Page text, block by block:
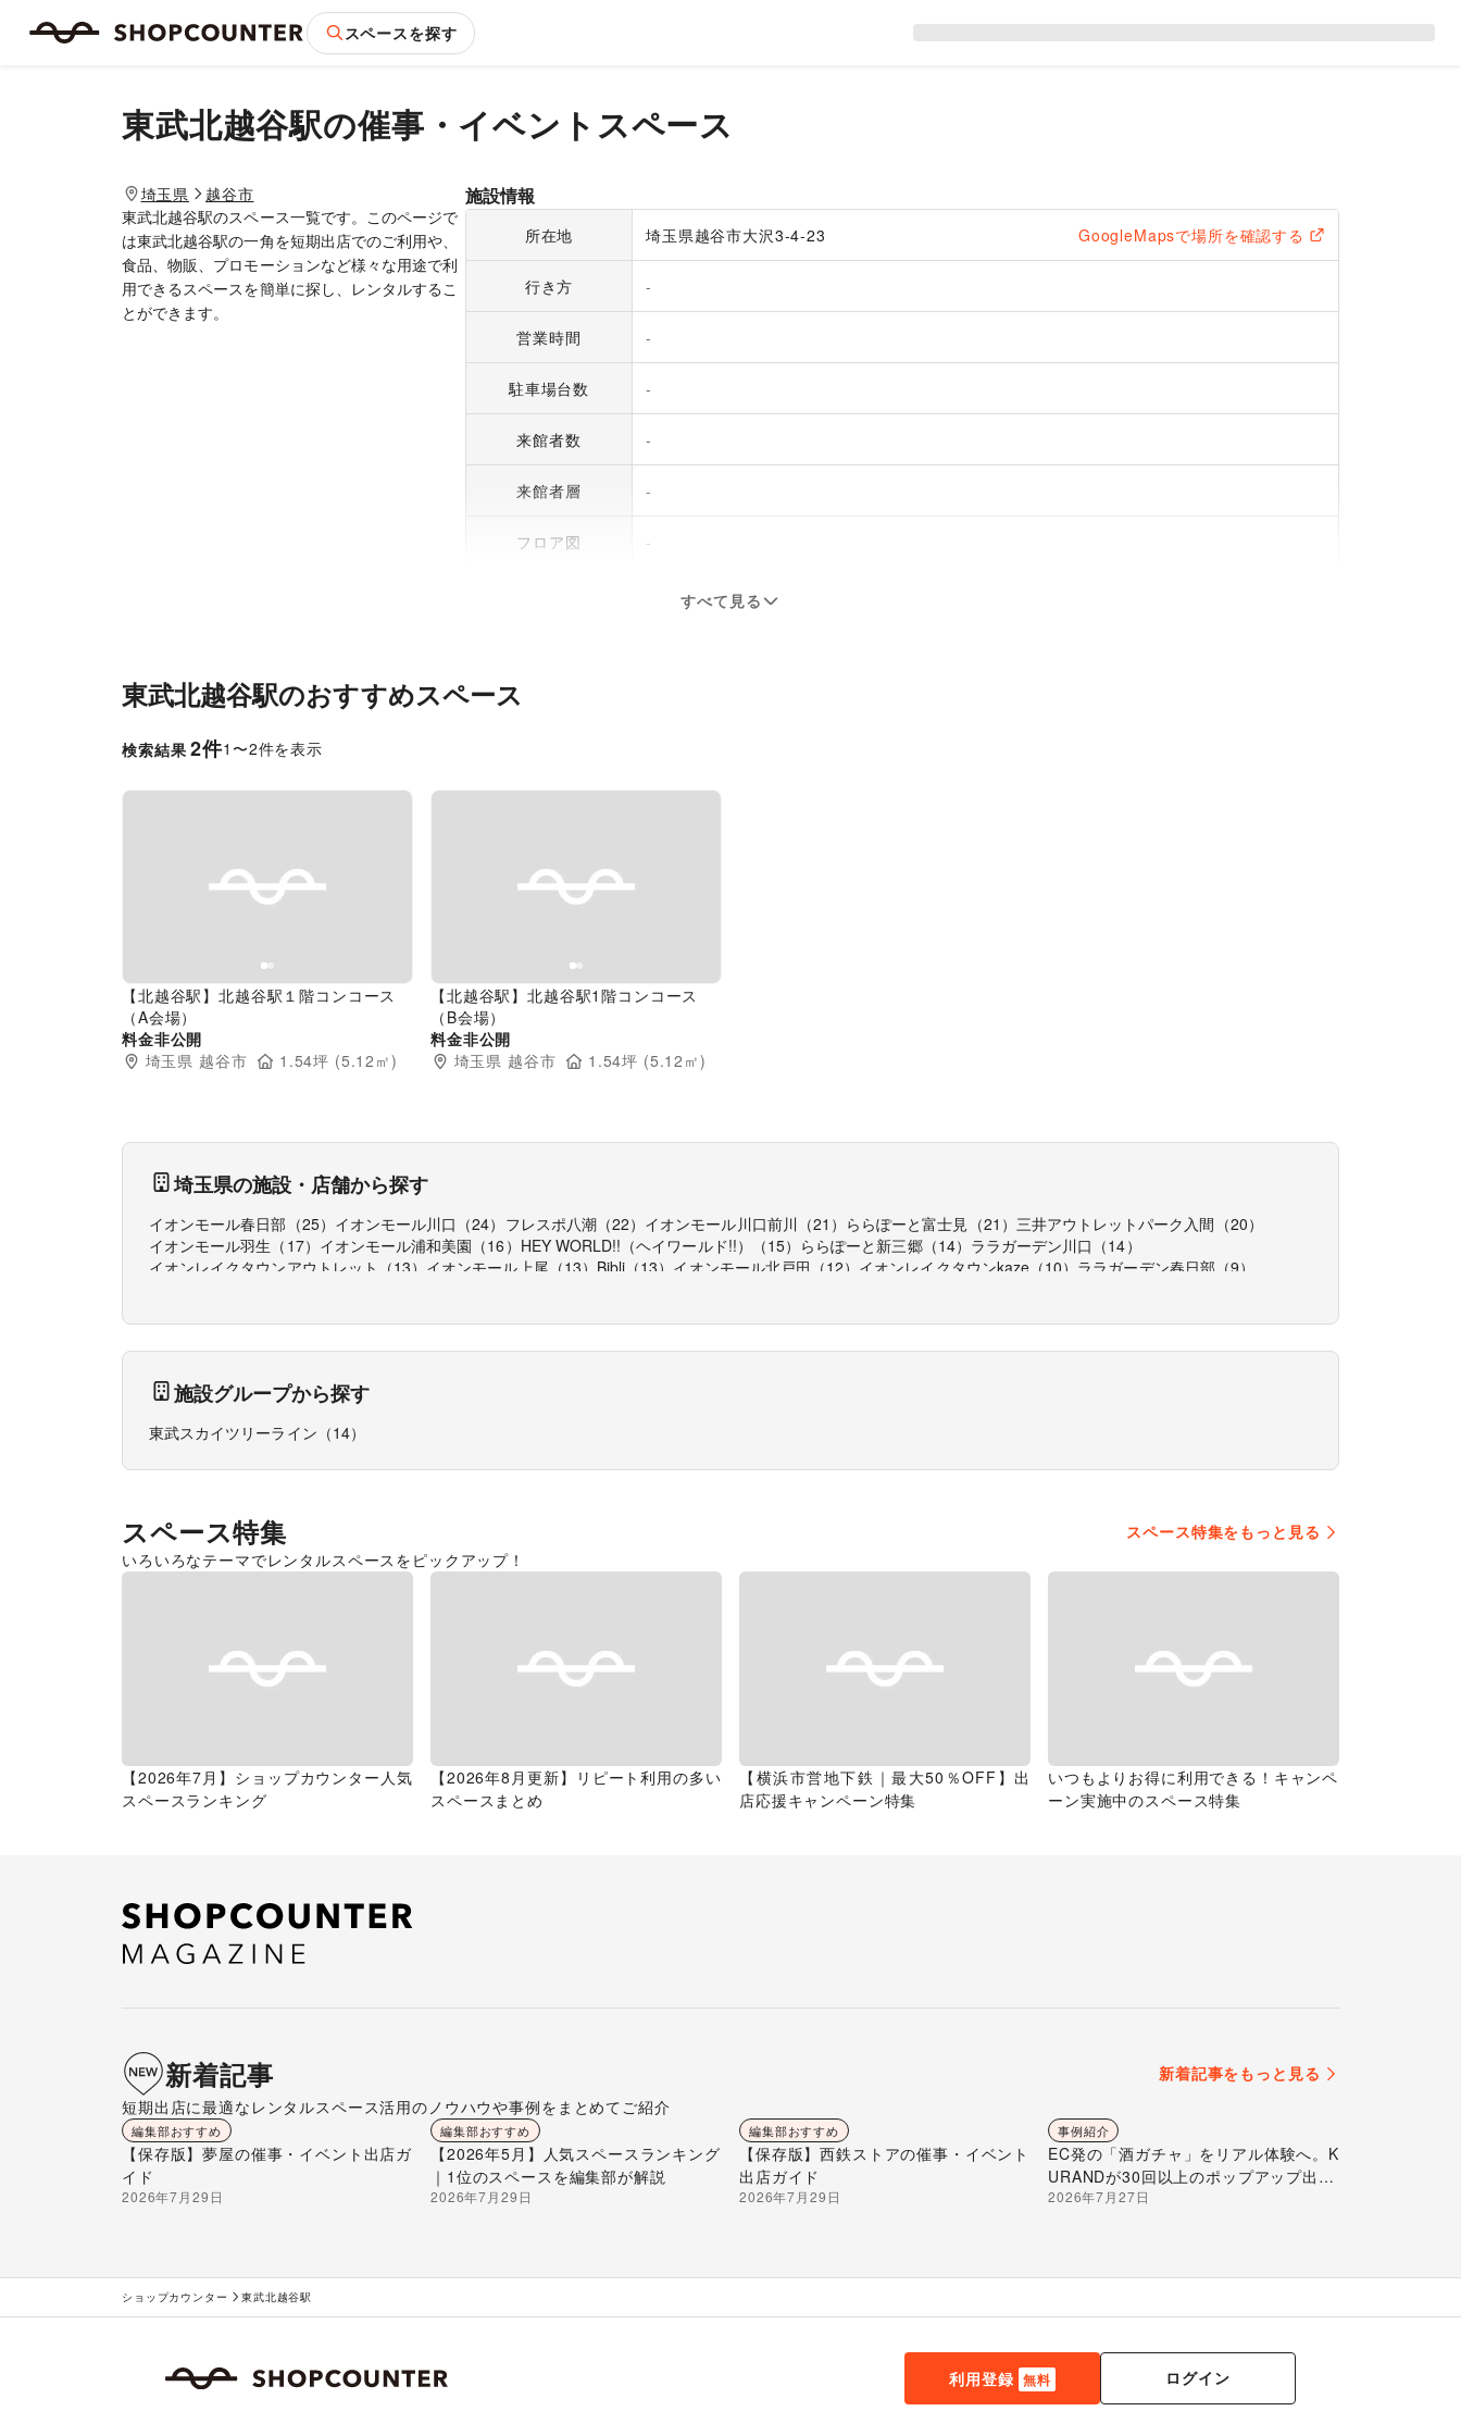
スペースを探す
東武北越谷駅の催事・イベントスペース
埼玉県
越谷市
東武北越谷駅のスペース一覧です。このページで
は東武北越谷駅の一角を短期出店でのご利用や、
食品、物販、プロモーションなど様々な用途で利
用できるスペースを簡単に探し、レンタルするこ
とができます。
施設情報
所在地 埼玉県越谷市大沢3-4-23 GoogleMapsで場所を確認する
行き方 -
営業時間 -
駐車場台数 -
来館者数 -
来館者層 -
フロア図 -
すべて見る
東武北越谷駅のおすすめスペース
検索結果 2件1 〜2件を表示
Previous slide
【北越谷駅】北越谷駅１階コンコース
（A会場）
料金非公開
埼玉県 越谷市 1.54坪 (5.12 ㎡)
Previous slide
【北越谷駅】北越谷駅1階コンコース
（B会場）
料金非公開
埼玉県 越谷市 1.54坪 (5.12 ㎡)
埼玉県の施設・店舗から探す
イオンモール春日部 （25） イオンモール川口 （24） フレスポ八潮（22） イオンモール川口前川 （21 ） ららぽーと富士見 （21 ） 三井アウトレットパーク入間 （20）
イオンモール羽生 （ 17） イオンモール浦和美園 （16 ） HEY WORLD!!（ヘイワールド!!） （15） ららぽーと新三郷（14） ララガーデン川口 （14）
イオンレイクタウンアウトレット （13） イオンモール上尾 （13） Bibli （13） イオンモール北戸田 （12） イオンレイクタウンkaze （10） ララガーデン春日部（9）
施設グループから探す
東武スカイツリーライン （14）
スペース特集
スペース特集をもっと見る
いろいろなテーマでレンタルスペースをピックアップ！
【2026年7月】ショップカウンター人気
スペースランキング
【2026年8月更新】リピート利用の多い
スペースまとめ
【横浜市営地下鉄｜最大50％OFF】出
店応援キャンペーン特集
いつもよりお得に利用できる！キャンペ
ーン実施中のスペース特集
新着記事
新着記事をもっと見る
短期出店に最適なレンタルスペース活用のノウハウや事例をまとめてご紹介
編集部おすすめ
【保存版】夢屋の催事・イベント出店ガ
イド
2026年7月29日
編集部おすすめ
【2026年5月】人気スペースランキング
｜1位のスペースを編集部が解説
2026年7月29日
編集部おすすめ
【保存版】西鉄ストアの催事・イベント
出店ガイド
2026年7月29日
事例紹介
EC発の「酒ガチャ」をリアル体験へ。K
URANDが30回以上のポップアップ出店
で届ける“新しいお酒との出会い”
2026年7月27日
ショップカウンター 東武北越谷駅
利用登録 無料 ログイン